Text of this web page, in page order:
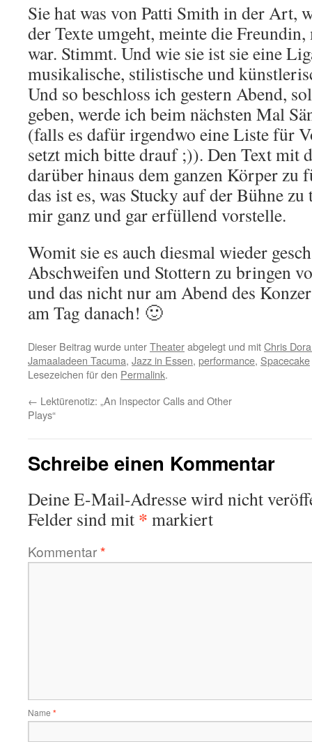
Sie hat was von Patti Smith in der Art,
der Texte umgeht, meinte die
war. Stimmt. Und wie sie ist sie eine
musikalische, stilistische und
Und so beschloss ich gestern Abend,
geben, werde ich beim nächsten Mal
(falls es dafür irgendwo eine Liste für
setzt mich bitte drauf ;)). Den Text mit
darüber hinaus dem ganzen Körper zu
das ist es, was Stucky auf der Bühne
mir ganz und gar erfüllend vorstelle.
Womit sie es auch diesmal wieder
Abschweifen und Stottern zu bringen
und das nicht nur am Abend des
am Tag danach! 🙂
Dieser Beitrag wurde unterTheaterabgelegt und mitChris
Jamaaladeen Tacuma, Jazz in Essen, performance, Spacecake
Lesezeichen für den Permalink.
← Lektürenotiz: „An Inspector Calls and Other
Plays“
Schreibe einen Kommentar
Deine E-Mail-Adresse wird nicht
Felder sind mit * markiert
Kommentar*
Name *